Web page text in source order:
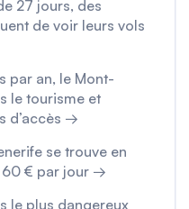
27 jours, des
de voir leurs vols
par an, le Mont-
le tourisme et
d’accès →
se trouve en
60 € par jour →
le plus dangereux